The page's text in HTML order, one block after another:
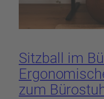
Sitzball im
zum